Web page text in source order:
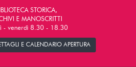
STORICA,
E MANOSCRITTI
- venerdì 8.30 - 18.30
E CALENDARIO APERTURA